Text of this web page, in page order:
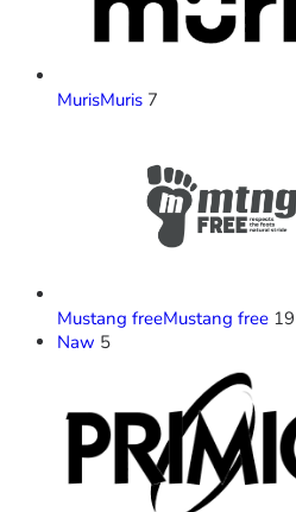
MurisMuris 7
Mustang freeMustang free 19
Naw 5